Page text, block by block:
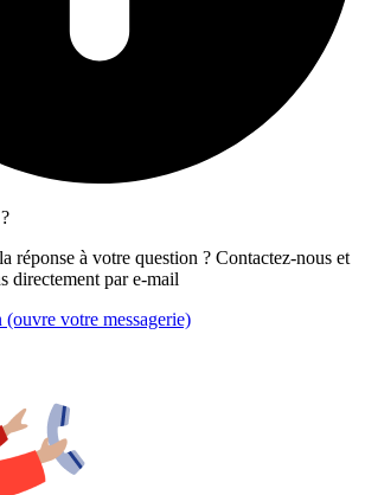
réponse à votre question ? Contactez-nous et
directement par e-mail
(ouvre votre messagerie)